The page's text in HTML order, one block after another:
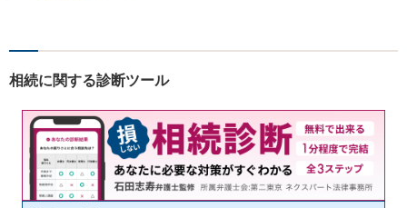
は何か」を常に考え、アドバ
相続に関する診断ツール